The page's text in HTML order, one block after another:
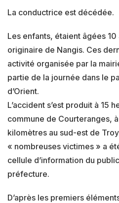
La conductrice est décédée.
Les enfants, étaient âgées 10
originaire de Nangis. Ces
activité organisée par la
partie de la journée dans le
d’Orient.
L’accident s’est produit à 15
commune de Courteranges,
kilomètres au sud-est de
« nombreuses victimes » a
cellule d’information du
préfecture.
D’après les premiers